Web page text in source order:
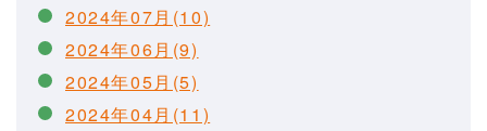
2024年07月(10)
2024年06月(9)
2024年05月(5)
2024年04月(11)